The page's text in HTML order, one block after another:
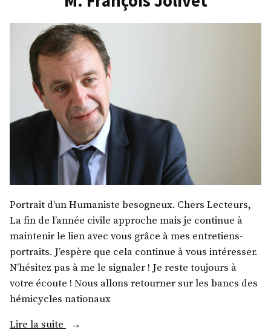
Portrait d’un Humaniste besogneux. Chers Lecteurs,
La fin de l’année civile approche mais je continue à
maintenir le lien avec vous grâce à mes entretiens-
portraits. J’espère que cela continue à vous intéresser.
N’hésitez pas à me le signaler ! Je reste toujours à
votre écoute ! Nous allons retourner sur les bancs des
hémicycles nationaux
Lire la suite
« M.